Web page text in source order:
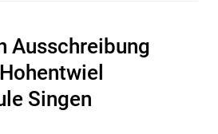
Ausschreibung
Singen